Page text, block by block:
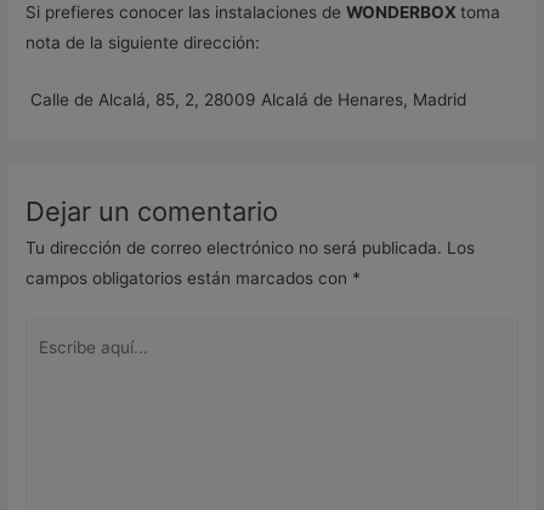
Si prefieres conocer las instalaciones deWONDERBOXtoma
nota de la siguiente dirección:
Calle de Alcalá, 85, 2, 28009 Alcalá de Henares, Madrid
Dejar un comentario
Tu dirección de correo electrónico no será publicada. Los
campos obligatorios están marcados con *